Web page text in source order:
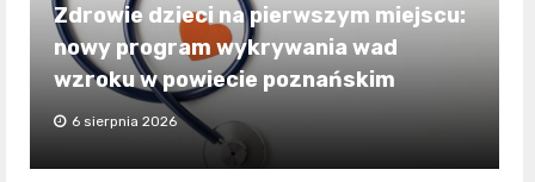
Zdrowie dzieci na pierwszym miejscu:
nowy program wykrywania wad
wzroku w powiecie poznańskim
6 sierpnia 2026